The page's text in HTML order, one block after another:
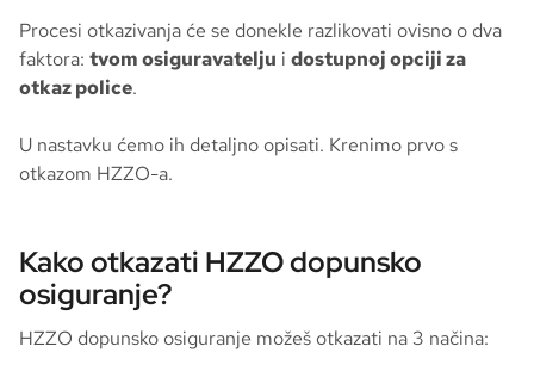
Procesi otkazivanja će se donekle razlikovati ovisno o dva
faktora: tvom osiguravatelju i dostupnoj opciji za
otkaz police.
U nastavku ćemo ih detaljno opisati. Krenimo prvo s
otkazom HZZO-a.
Kako otkazati HZZO dopunsko
osiguranje?
HZZO dopunsko osiguranje možeš otkazati na 3 načina: